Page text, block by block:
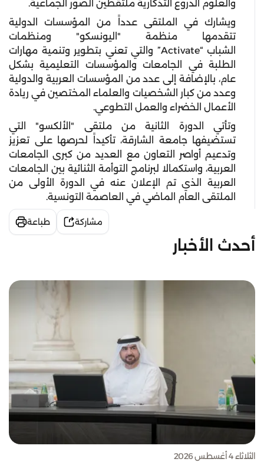
والعلوم الدروع التذكارية ملتقطين الصور الجماعية.
ويشارك في الملتقى عدداً من المؤسسات الدولية
تتقدمها منظمة "اليونسكو" ومنظمات
الشباب “Activate” والتي تعني بتطوير وتنمية مهارات
الطلبة في الجامعات والمؤسسات التعليمية بشكل
عام، بالإضافة إلى عدد من المؤسسات العربية والدولية
وعدد من كبار الشخصيات والعلماء المختصين في ريادة
الأعمال الخضراء والعمل التطوعي.
وتأتي الدورة الثانية من ملتقى "الألكسو" التي
تستضيفها جامعة الشارقة، تأكيداً لحرصها على تعزيز
وتدعيم أواصر التعاون مع العديد من كبرى الجامعات
العربية، واستكمالا لبرنامج التوأمة الثنائية بين الجامعات
العربية الذي تم الإعلان عنه في الدورة الأولى من
الملتقى العام الماضي في العاصمة التونسية.
مشاركة طباعة
أحدث الأخبار
الثلاثاء 4 أغسطس 2026